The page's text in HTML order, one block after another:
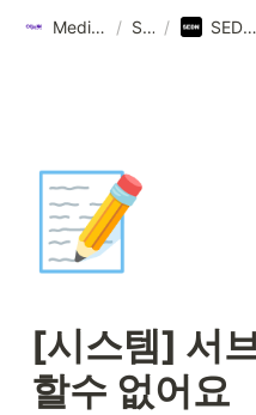
Media, 삶을 이롭게 하다 / Service / SEDN v2 멀티미디어패키지솔루션
📝
[시스템] 서
할수 없어요